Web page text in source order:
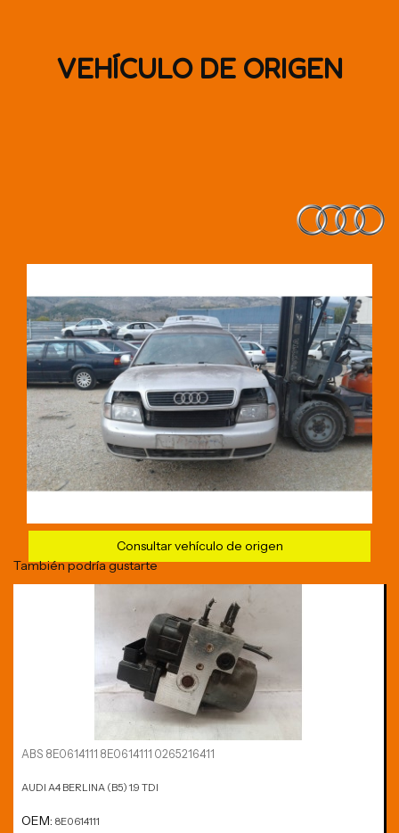
VEHÍCULO DE ORIGEN
Consultar vehículo de origen
También podría gustarte
ABS 8E0614111 8E0614111 0265216411
AUDI A4 BERLINA (B5) 1.9 TDI
OEM: 8E0614111